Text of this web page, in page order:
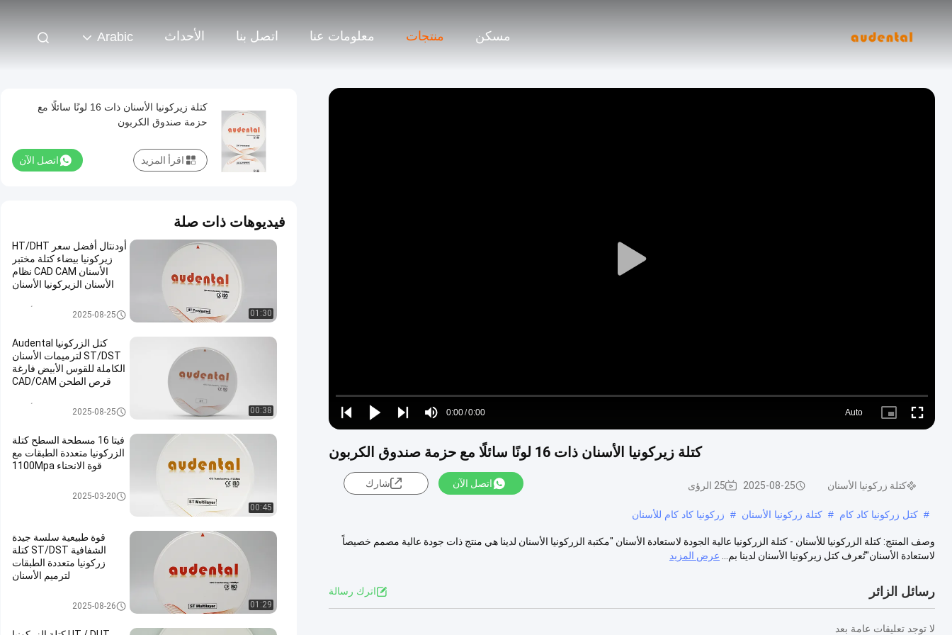
مسكن منتجات معلومات عنا اتصل بنا الأحداث Arabic
Play
Play
Play
Play
Mute
Time
0:00/0:00
Loaded:
0%
Auto
Picture- Fullscreen
كتلة زيركونيا الأسنان ذات 16 لونًا سائلًا مع حزمة صندوق الكربون
كتلة زركونيا الأسنان 2025-08-25 25 الرؤى اتصل الآن شارك
# كتل زركونيا كاد كام # كتلة زركونيا الأسنان # زركونيا كاد كام للأسنان
وصف المنتج: كتلة الزركونيا للأسنان - كتلة الزركونيا عالية الجودة لاستعادة الأسنان "مكتبة الزركونيا الأسنان لدينا هي منتج ذات جودة عالية مصمم خصيصاً
لاستعادة الأسنان"تُعرف كتل زيركونيا الأسنان لدينا بم...
عرض المزيد
رسائل الزائر اترك رسالة
لا توجد تعليقات عامة بعد
كتلة زيركونيا الأسنان ذات 16 لونًا سائلًا مع
حزمة صندوق الكربون
اتصل الآن اقرأ المزيد
فيديوهات ذات صلة
01:30
أودنتال أفضل سعر HT/DHT
زيركونيا بيضاء كتلة مختبر
الأسنان CAD CAM نظام
الأسنان الزيركونيا الأسنان
كتلة زركونيا الأسنان2025-08-25
00:38
كتل الزركونيا Audental
ST/DST لترميمات الأسنان
الكاملة للقوس الأبيض فارغة
قرص الطحن CAD/CAM
كتلة زركونيا الأسنان2025-08-25
00:45
فيتا 16 مسطحة السطح كتلة
الزركونيا متعددة الطبقات مع
قوة الانحناء 1100Mpa
كتلة زركونيا متعدد الطبقات
2025-03-20
01:29
قوة طبيعية سلسة جيدة
الشفافية ST/DST كتلة
زركونيا متعددة الطبقات
لترميم الأسنان
كتلة زركونيا متعدد الطبقات
2025-08-26